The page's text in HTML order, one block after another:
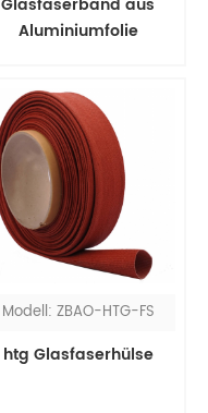
Aluminiumfolie
Modell: ZBAO-HTG-FS
htg Glasfaserhülse